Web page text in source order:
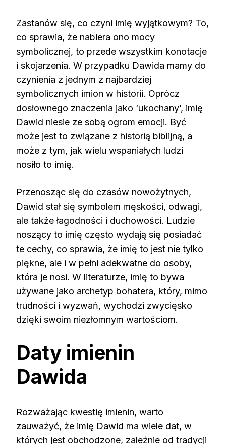
Zastanów się, co czyni imię wyjątkowym? To,
co sprawia, że nabiera ono mocy
symbolicznej, to przede wszystkim konotacje
i skojarzenia. W przypadku Dawida mamy do
czynienia z jednym z najbardziej
symbolicznych imion w historii. Oprócz
dosłownego znaczenia jako ‘ukochany’, imię
Dawid niesie ze sobą ogrom emocji. Być
może jest to związane z historią biblijną, a
może z tym, jak wielu wspaniałych ludzi
nosiło to imię.
Przenosząc się do czasów nowożytnych,
Dawid stał się symbolem męskości, odwagi,
ale także łagodności i duchowości. Ludzie
noszący to imię często wydają się posiadać
te cechy, co sprawia, że imię to jest nie tylko
piękne, ale i w pełni adekwatne do osoby,
która je nosi. W literaturze, imię to bywa
używane jako archetyp bohatera, który, mimo
trudności i wyzwań, wychodzi zwycięsko
dzięki swoim niezłomnym wartościom.
Daty imienin
Dawida
Rozważając kwestię imienin, warto
zauważyć, że imię Dawid ma wiele dat, w
których jest obchodzone, zależnie od tradycji